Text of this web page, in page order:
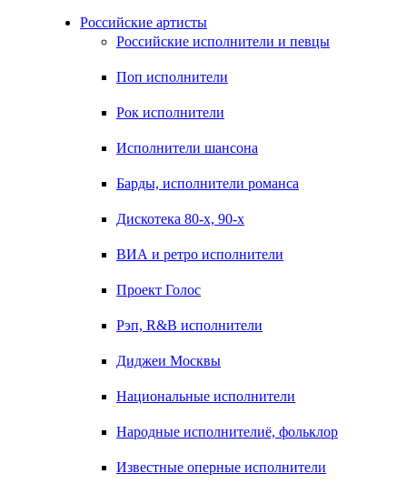
Российские артисты
Российские исполнители и певцы
Поп исполнители
Рок исполнители
Исполнители шансона
Барды, исполнители романса
Дискотека 80-х, 90-х
ВИА и ретро исполнители
Проект Голос
Рэп, R&B исполнители
Диджеи Москвы
Национальные исполнители
Народные исполнителиё, фольклор
Известные оперные исполнители